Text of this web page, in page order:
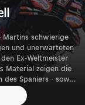
Martins schwierige
und unerwarteten
Ex-Weltmeister
Material zeigen die
des Spaniers - sowie
(Englische